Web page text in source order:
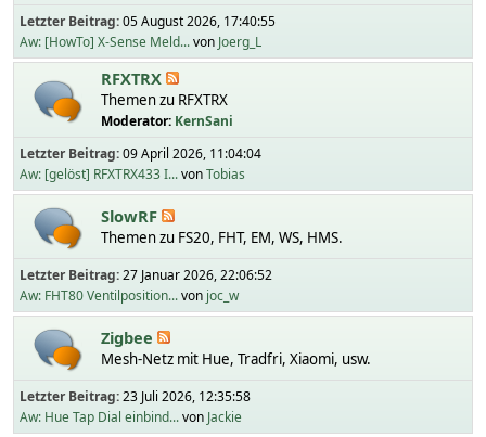
Letzter Beitrag:05 August 2026, 17:40:55
Aw: [HowTo] X-Sense Meld...von Joerg_L
RFXTRX
Themen zu RFXTRX
Moderator: KernSani
Letzter Beitrag:09 April 2026, 11:04:04
Aw: [gelöst] RFXTRX433 I...vonTobias
SlowRF
Themen zu FS20, FHT, EM, WS, HMS.
Letzter Beitrag:27 Januar 2026, 22:06:52
Aw: FHT80 Ventilposition...von joc_w
Zigbee
Mesh-Netz mit Hue, Tradfri, Xiaomi, usw.
Letzter Beitrag:23 Juli 2026, 12:35:58
Aw: Hue Tap Dial einbind...von Jackie